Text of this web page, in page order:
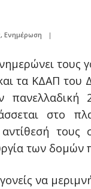
, Ενημέρωση |
τους
τα ΚΔΑΠ
στο
των δομών
να